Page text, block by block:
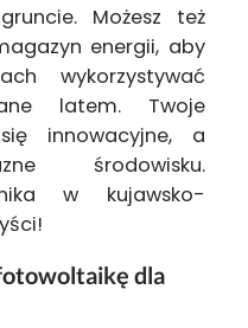
Możesz też
energii, aby
wykorzystywać
latem. Twoje
innowacyjne, a
środowisku.
w kujawsko-
dla